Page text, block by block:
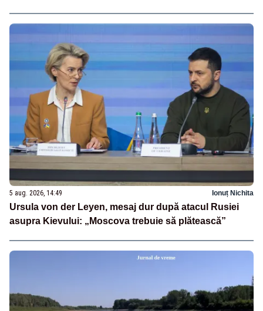
5 aug. 2026, 14:49 Ionuț Nichita
Ursula von der Leyen, mesaj dur după atacul Rusiei
asupra Kievului: „Moscova trebuie să plătească”